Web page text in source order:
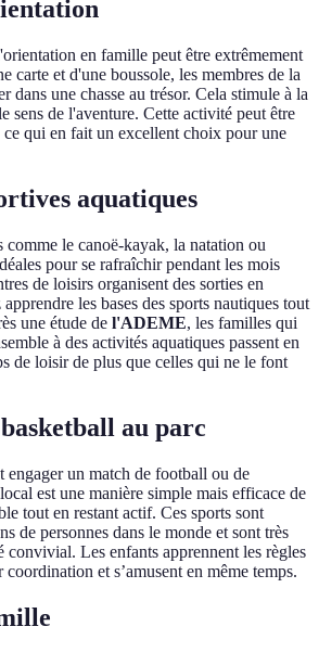
en famille peut être extrêmement
carte et d'une boussole, les membres de la
dans une chasse au trésor. Cela stimule à la
sens de l'aventure. Cette activité peut être
ce qui en fait un excellent choix pour une
aquatiques
comme le canoë-kayak, la natation ou
pour se rafraîchir pendant les mois
de loisirs organisent des sorties en
les bases des sports nautiques tout
une étude de l'ADEME, les familles qui
à des activités aquatiques passent en
de loisir de plus que celles qui ne le font
au parc
engager un match de football ou de
est une manière simple mais efficace de
tout en restant actif. Ces sports sont
de personnes dans le monde et sont très
convivial. Les enfants apprennent les règles
et s’amusent en même temps.